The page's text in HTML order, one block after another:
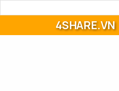
4SHARE.VN